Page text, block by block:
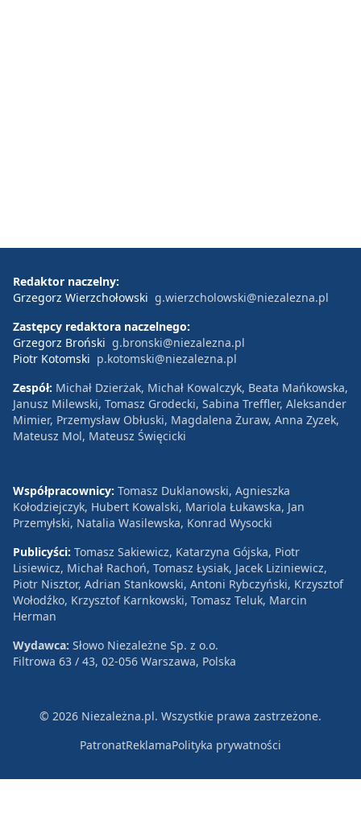
Redaktor naczelny:
Grzegorz Wierzchołowski g.wierzcholowski@niezalezna.pl
Zastępcy redaktora naczelnego:
Grzegorz Broński g.bronski@niezalezna.pl
Piotr Kotomski p.kotomski@niezalezna.pl
Zespół: Michał Dzierżak, Michał Kowalczyk, Beata Mańkowska,
Janusz Milewski, Tomasz Grodecki, Sabina Treffler, Aleksander
Mimier, Przemysław Obłuski, Magdalena Żuraw, Anna Zyzek,
Mateusz Mol, Mateusz Święcicki
Współpracownicy: Tomasz Duklanowski, Agnieszka
Kołodziejczyk, Hubert Kowalski, Mariola Łukawska, Jan
Przemyłski, Natalia Wasilewska, Konrad Wysocki
Publicyści: Tomasz Sakiewicz, Katarzyna Gójska, Piotr
Lisiewicz, Michał Rachoń, Tomasz Łysiak, Jacek Liziniewicz,
Piotr Nisztor, Adrian Stankowski, Antoni Rybczyński, Krzysztof
Wołodźko, Krzysztof Karnkowski, Tomasz Teluk, Marcin
Herman
Wydawca: Słowo Niezależne Sp. z o.o.
Filtrowa 63 / 43, 02-056 Warszawa, Polska
© 2026 Niezależna.pl. Wszystkie prawa zastrzeżone.
PatronatReklamaPolityka prywatności